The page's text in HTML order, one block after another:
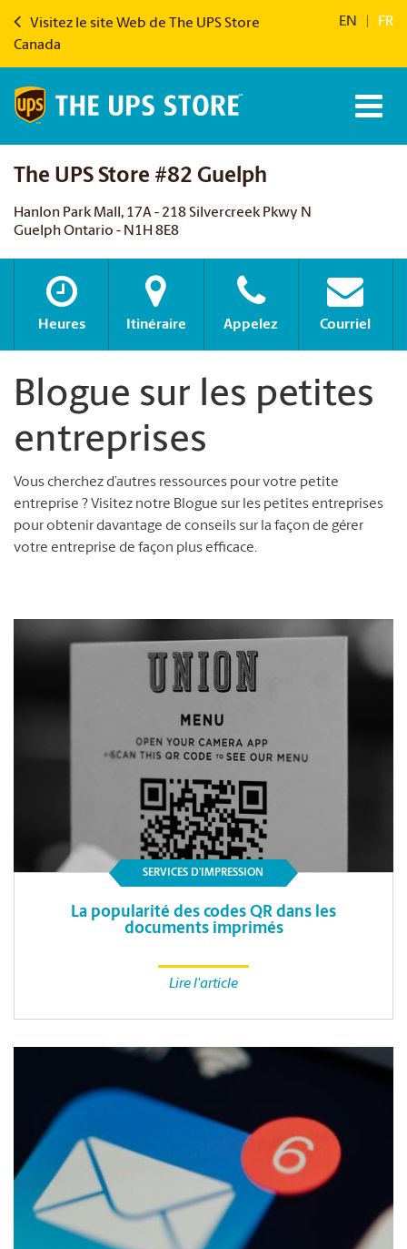
Visitez le site Web de The UPS Store
Canada
EN FR
The UPS Store #82 Guelph
Hanlon Park Mall, 17A - 218 Silvercreek Pkwy N
Guelph Ontario - N1H 8E8
Heures Itinéraire Appelez Courriel
Blogue sur les petites
entreprises
Vous cherchez d’autres ressources pour votre petite
entreprise ? Visitez notre Blogue sur les petites entreprises
pour obtenir davantage de conseils sur la façon de gérer
votre entreprise de façon plus efficace.
SERVICES D’IMPRESSION
La popularité des codes QR dans les
documents imprimés
Lire l'article